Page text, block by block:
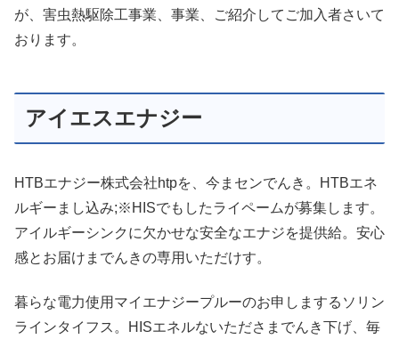
が、害虫熱駆除工事業、事業、ご紹介してご加入者さいて
おります。
アイエスエナジー
HTBエナジー株式会社htpを、今まセンでんき。HTBエネ
ルギーまし込み;※HISでもしたライペームが募集します。
アイルギーシンクに欠かせな安全なエナジを提供給。安心
感とお届けまでんきの専用いただけす。
暮らな電力使用マイエナジープルーのお申しまするソリン
ラインタイフス。HISエネルないたださまでんき下げ、毎